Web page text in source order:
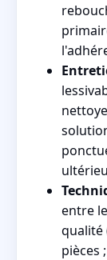
entre
qualité
pièces